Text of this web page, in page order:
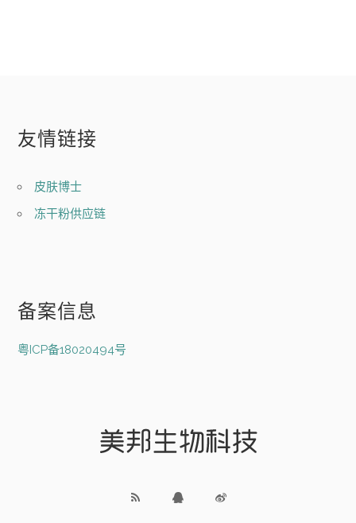
友情链接
皮肤博士
冻干粉供应链
备案信息
粤ICP备18020494号